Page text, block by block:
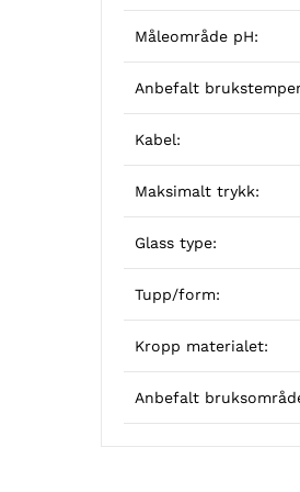
Måleområde pH:
Anbefalt
Kabel:
Maksimalt trykk:
Glass type:
Tupp/form:
Kropp materialet:
Anbefalt